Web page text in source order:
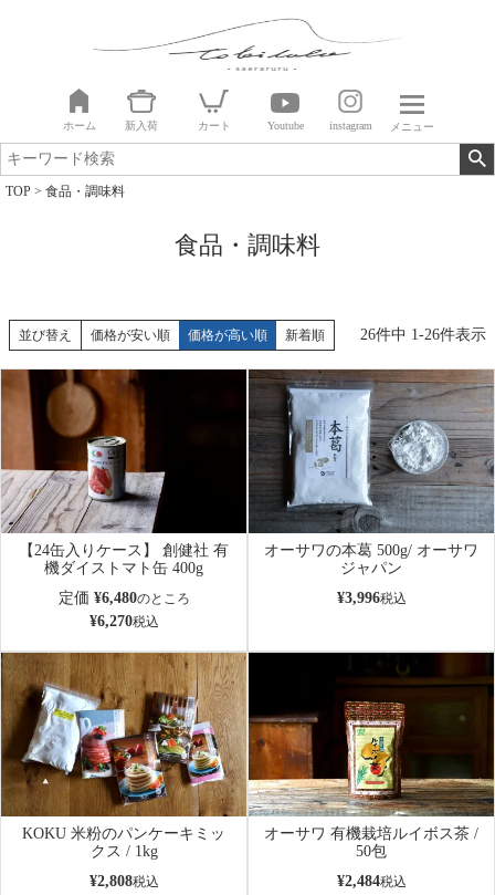
ホーム 新入荷 カート Youtube instagram メニュー
TOP 食品・調味料
食品・調味料
並び替え 価格が安い順 価格が高い順 新着順 26件中 1-26件表示
【24缶入りケース】 創健社 有
機ダイストマト缶 400g
定価 ¥6,480のところ
¥6,270税込
オーサワの本葛 500g/ オーサワ
ジャパン
¥3,996税込
KOKU 米粉のパンケーキミッ
クス / 1kg
¥2,808税込
オーサワ 有機栽培ルイボス茶 /
50包
¥2,484税込